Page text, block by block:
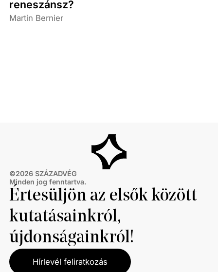
reneszánsz?
Martin Bernier
©2026 SZÁZADVÉG
Minden jog fenntartva.
Értesüljön az elsők között
kutatásainkról,
újdonságainkról!
Hírlevél feliratkozás